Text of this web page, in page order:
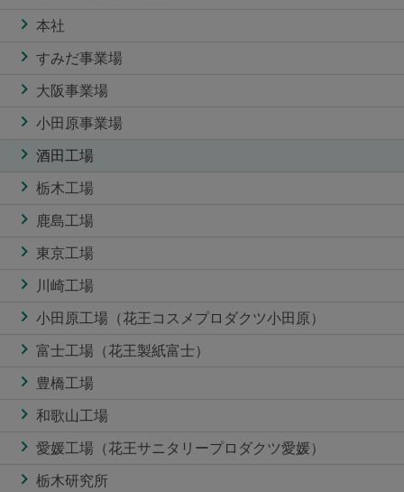
本社
すみだ事業場
大阪事業場
小田原事業場
酒田工場
栃木工場
鹿島工場
東京工場
川崎工場
小田原工場（花王コスメプロダクツ小田原）
富士工場（花王製紙富士）
豊橋工場
和歌山工場
愛媛工場（花王サニタリープロダクツ愛媛）
栃木研究所